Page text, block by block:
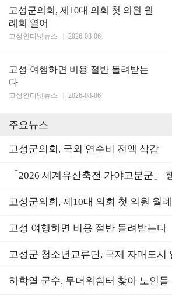
고성군의회, 제10대 의회 첫 의원 월
례회 열어
고성인터넷뉴스 2026-08-06
고성 여행하면 비용 절반 돌려받는
다
고성인터넷뉴스 2026-08-06
주요뉴스
고성군의회, 국외 연수비 전액 삭감
「2026 세계유산축전 가야고분군」
고성군의회, 제10대 의회 첫 의원 월
고성 여행하면 비용 절반 돌려받는다
고성군 청소년교류단, 국제 자매도시
하학열 군수, 무더위쉼터 찾아 노인들